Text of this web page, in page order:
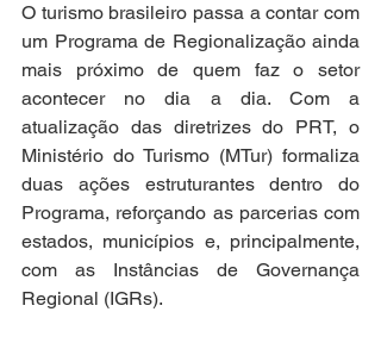
O turismo brasileiro passa a contar com
um Programa de Regionalização ainda
mais próximo de quem faz o setor
acontecer no dia a dia. Com a
atualização das diretrizes do PRT, o
Ministério do Turismo (MTur) formaliza
duas ações estruturantes dentro do
Programa, reforçando as parcerias com
estados, municípios e, principalmente,
com as Instâncias de Governança
Regional (IGRs).